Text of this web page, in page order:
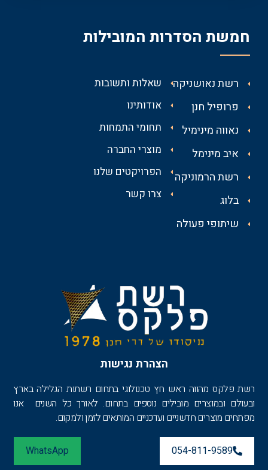
חמשת הסדרות המובילות
רשת נאושניקה
פרופיל חנן
נאווה מינימיל
איב מינימל
רשת הרמוניקה
בלוג
שיתופי פעולה
שאלות ותשובות
אודותינו
תחומי התמחות
מוצרי החברה
הפרויקטים שלנו
צרו קשר
הצהרת נגישות
רשת פלקס מהווה ראש חץ טכנולוגי בתחום רשתות הגלילה בארץ
ובעולם ובמוצרים מובילים נוספים בתחום. לאורך כל השנים אנו
מפתחים מוצרים חדשניים ועדכניים המותאים לזמן ולמקום.
054-811-9589
WhatsApp